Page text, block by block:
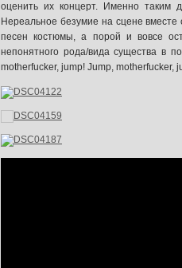
оценить их концерт. Именно таким
Нереальное безумие на сцене
песен костюмы, а порой и вовсе
непонятного рода/вида существа в
motherfucker, jump! Jump, motherfucker,